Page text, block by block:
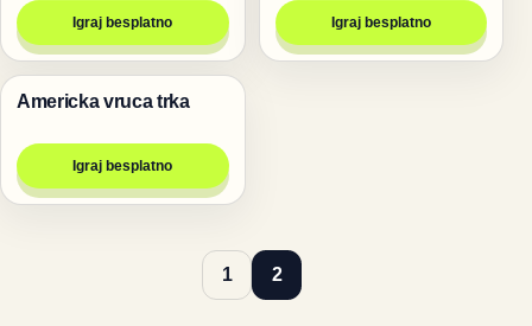
Igraj besplatno Igraj besplatno
Trke
Americka vruca trka
Igraj besplatno
1 2